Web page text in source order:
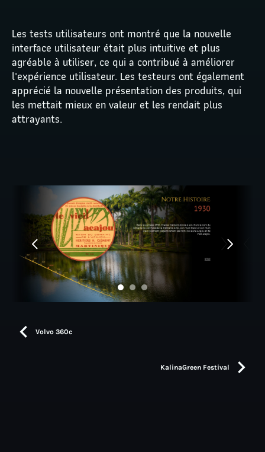
Les tests utilisateurs ont montré que la nouvelle
interface utilisateur était plus intuitive et plus
agréable à utiliser, ce qui a contribué à améliorer
l'expérience utilisateur. Les testeurs ont également
apprécié la nouvelle présentation des produits, qui
les mettait mieux en valeur et les rendait plus
attrayants.
Volvo 360c
KalinaGreen Festival